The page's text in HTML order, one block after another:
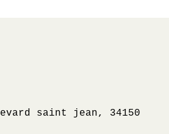
saint jean, 34150